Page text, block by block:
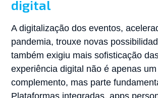
digital
A digitalização dos eventos,
pandemia, trouxe novas
também exigiu mais sofisticação
experiência digital não é apenas um
complemento, mas parte
Plataformas integradas, apps